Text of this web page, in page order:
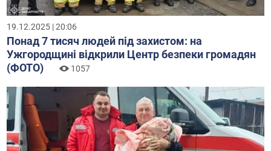
19.12.2025 | 20:06
Понад 7 тисяч людей під захистом: на
Ужгородщині відкрили Центр безпеки громадян
(ФОТО)
1057